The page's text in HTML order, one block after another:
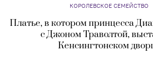
КОРОЛЕВСКОЕ СЕМЕЙСТВО
Платье, в котором принцесса
с Джоном Траволтой,
Кенсингтонском